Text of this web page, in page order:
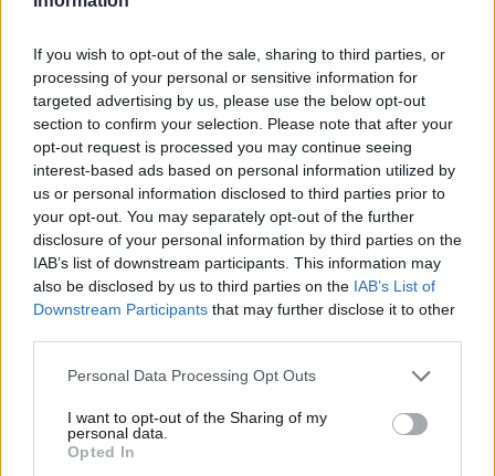
If you wish to opt-out of the sale, sharing to third parties, or
processing of your personal or sensitive information for
targeted advertising by us, please use the below opt-out
section to confirm your selection. Please note that after your
opt-out request is processed you may continue seeing
interest-based ads based on personal information utilized by
us or personal information disclosed to third parties prior to
your opt-out. You may separately opt-out of the further
disclosure of your personal information by third parties on the
IAB’s list of downstream participants. This information may
also be disclosed by us to third parties on the IAB’s List of
Downstream Participants that may further disclose it to other
Please note that this website/app uses one or more Google
not limited to your visit or usage behaviour. You may click to
grant or deny consent to Google and its third-party tags to
use your data for below specified purposes in below Google
Personal Data Processing Opt Outs
I want to opt-out of the Sharing of my
personal data.
Opted In
ΠΕΡΙΣΣΟΤΕΡΑ ΑΠΟ ΤΗΝ
ΤΗΛΕΟΡΑΣΗ